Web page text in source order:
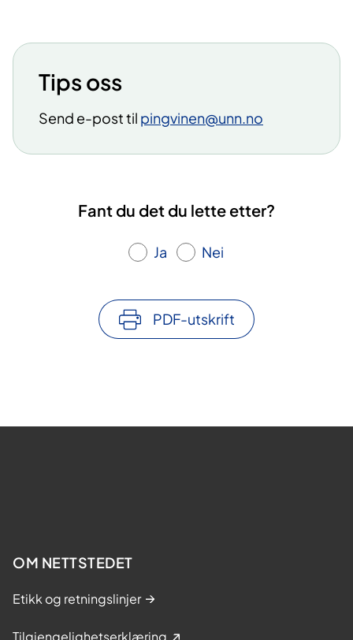
Tips oss
Send e-post til pingvinen@unn.no
Fant du det du lette etter?
Ja Nei
PDF-utskrift
OM NETTSTEDET
Etikk og retningslinjer
Tilgjengelighetserklæring